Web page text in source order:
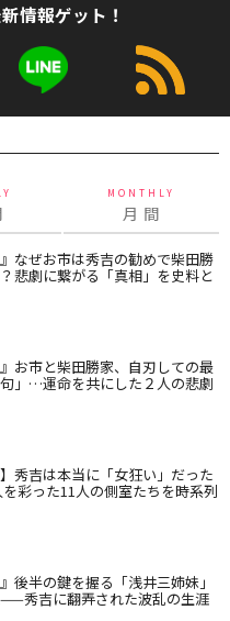
情報ゲット！
MONTHLY
月 間
』なぜお市は秀吉の勧めで柴田勝
悲劇に繋がる「真相」を史料と
』お市と柴田勝家、自刃しての最
」…運命を共にした２人の悲劇
】秀吉は本当に「女狂い」だった
彩った11人の側室たちを時系列
後半の鍵を握る「浅井三姉妹」
秀吉に翻弄された波乱の生涯